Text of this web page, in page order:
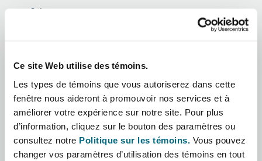
Ce site Web utilise des témoins.
Les types de témoins que vous autoriserez dans cette
fenêtre nous aideront à promouvoir nos services et à
améliorer votre expérience sur notre site. Pour plus
d’information, cliquez sur le bouton des paramètres ou
consultez notre Politique sur les témoins. Vous pouvez
changer vos paramètres d’utilisation des témoins en tout
Entretien, réparation et
Droit aérien commercial
Droit réglementaire
Droit maritime
Risques politiques et crédit
Bator
Jersey
York
Afrique
Asie-Pacifique
Amérique latine
Moyen-Orient
Amérique du Nord